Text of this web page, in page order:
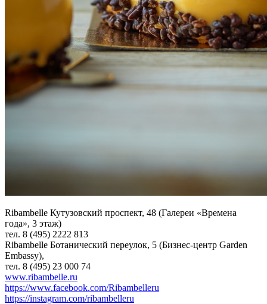
Ribambelle Кутузовский проспект, 48 (Галереи «Времена
года», 3 этаж)
тел. 8 (495) 2222 813
Ribambelle Ботанический переулок, 5 (Бизнес-центр Garden
Embassy),
тел. 8 (495) 23 000 74
www.ribambelle.ru
https://www.facebook.com/Ribambelleru
https://instagram.com/ribambelleru